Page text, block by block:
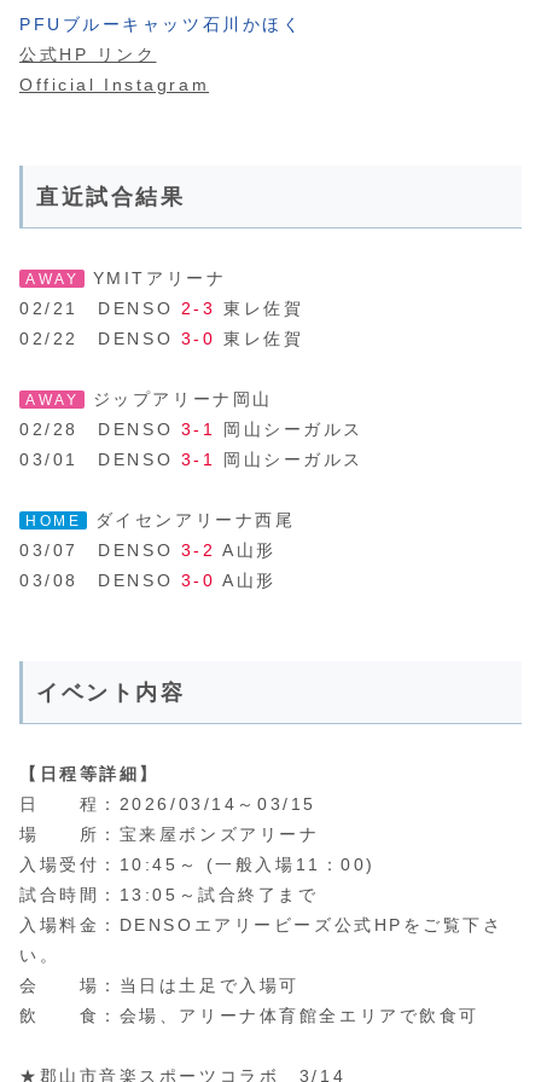
PFUブルーキャッツ石川かほく
公式HP リンク
Official Instagram
直近試合結果
AWAY
YMITアリーナ
02/21 DENSO 2-3
東レ佐賀
02/22 DENSO 3-0 東レ佐賀
AWAY
ジップアリーナ岡山
02/28 DENSO 3-1
岡山シーガルス
03/01 DENSO 3-1 岡山シーガルス
HOME
ダイセンアリーナ西尾
03/07 DENSO 3-2 A山形
03/08 DENSO 3-0 A山形
イベント内容
【日程等詳細】
日 程：2026/03/14～03/15
場 所：宝来屋ボンズアリーナ
入場受付：10:45～ (一般入場11：00)
試合時間：13:05～試合終了まで
入場料金：DENSOエアリービーズ公式HPをご覧下さ
い。
会 場：当日は土足で入場可
飲 食：会場、アリーナ体育館全エリアで飲食可
★郡山市音楽スポーツコラボ 3/14